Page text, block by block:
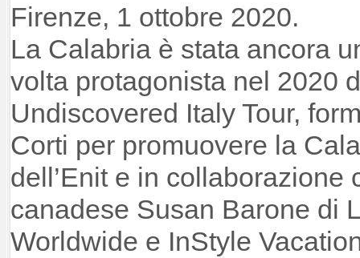
Firenze, 1 ottobre 2020.
La Calabria è stata ancora
volta protagonista nel 2020
Undiscovered Italy Tour,
Corti per promuovere la
dell’Enit e in collaborazione
canadese Susan Barone di
Worldwide e InStyle